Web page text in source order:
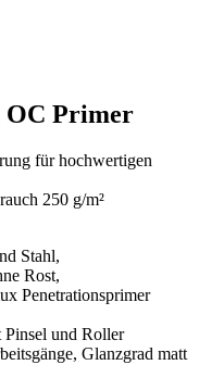
OC Primer
für hochwertigen
250 g/m²
Stahl,
Rost,
Penetrationsprimer
Pinsel und Roller
Glanzgrad matt